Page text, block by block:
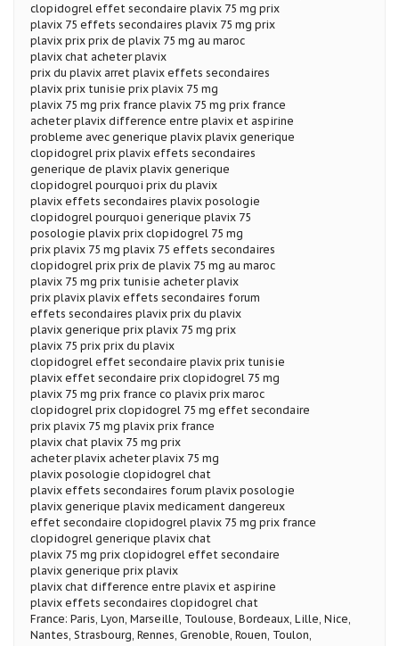
clopidogrel effet secondaire plavix 75 mg prix
plavix 75 effets secondaires plavix 75 mg prix
plavix prix prix de plavix 75 mg au maroc
plavix chat acheter plavix
prix du plavix arret plavix effets secondaires
plavix prix tunisie prix plavix 75 mg
plavix 75 mg prix france plavix 75 mg prix france
acheter plavix difference entre plavix et aspirine
probleme avec generique plavix plavix generique
clopidogrel prix plavix effets secondaires
generique de plavix plavix generique
clopidogrel pourquoi prix du plavix
plavix effets secondaires plavix posologie
clopidogrel pourquoi generique plavix 75
posologie plavix prix clopidogrel 75 mg
prix plavix 75 mg plavix 75 effets secondaires
clopidogrel prix prix de plavix 75 mg au maroc
plavix 75 mg prix tunisie acheter plavix
prix plavix plavix effets secondaires forum
effets secondaires plavix prix du plavix
plavix generique prix plavix 75 mg prix
plavix 75 prix prix du plavix
clopidogrel effet secondaire plavix prix tunisie
plavix effet secondaire prix clopidogrel 75 mg
plavix 75 mg prix france co plavix prix maroc
clopidogrel prix clopidogrel 75 mg effet secondaire
prix plavix 75 mg plavix prix france
plavix chat plavix 75 mg prix
acheter plavix acheter plavix 75 mg
plavix posologie clopidogrel chat
plavix effets secondaires forum plavix posologie
plavix generique plavix medicament dangereux
effet secondaire clopidogrel plavix 75 mg prix france
clopidogrel generique plavix chat
plavix 75 mg prix clopidogrel effet secondaire
plavix generique prix plavix
plavix chat difference entre plavix et aspirine
plavix effets secondaires clopidogrel chat
France: Paris, Lyon, Marseille, Toulouse, Bordeaux, Lille, Nice,
Nantes, Strasbourg, Rennes, Grenoble, Rouen, Toulon,